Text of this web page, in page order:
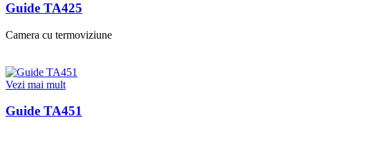
Guide TA425
Camera cu termoviziune
Vezi mai mult
Guide TA451